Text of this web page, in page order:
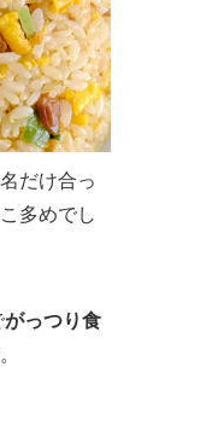
だけ合っ
多めでし
がっつり食